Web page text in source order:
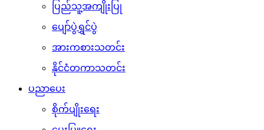
ပြည်သူ့အကျိုးပြု
ပျော်ပွဲရွှင်ပွဲ
အားကစားသတင်း
နိုင်ငံတကာသတင်း
ပညာပေး
စိုက်ပျိုးရေး